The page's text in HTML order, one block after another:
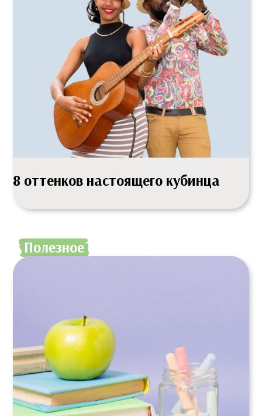
8 оттенков настоящего кубинца
Полезное